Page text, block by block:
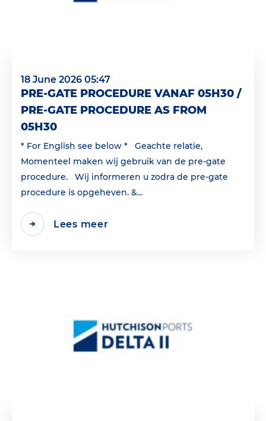
18 June 2026 05:47
PRE-GATE PROCEDURE VANAF 05H30 /
PRE-GATE PROCEDURE AS FROM
05H30
* For English see below * Geachte relatie,
Momenteel maken wij gebruik van de pre-gate
procedure. Wij informeren u zodra de pre-gate
procedure is opgeheven. &...
Lees meer